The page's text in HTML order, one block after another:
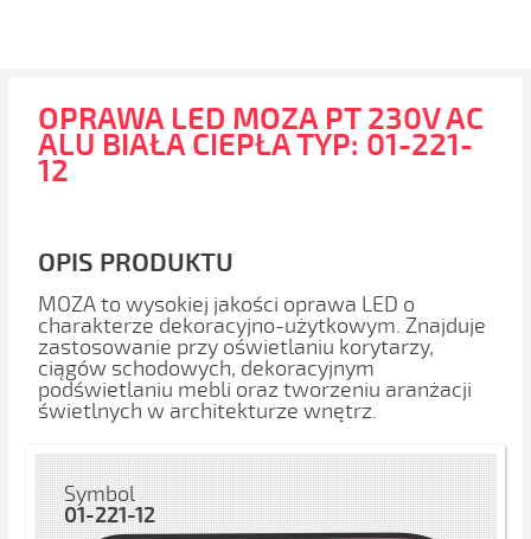
OPRAWA LED MOZA PT 230V AC
ALU BIAŁA CIEPŁA TYP: 01-221-
12
OPIS PRODUKTU
MOZA to wysokiej jakości oprawa LED o
charakterze dekoracyjno-użytkowym. Znajduje
zastosowanie przy oświetlaniu korytarzy,
ciągów schodowych, dekoracyjnym
podświetlaniu mebli oraz tworzeniu aranżacji
świetlnych w architekturze wnętrz.
Symbol
01-221-12